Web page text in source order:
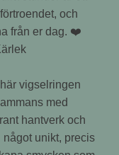
vigselringen
med
hantverk och
något unikt, precis